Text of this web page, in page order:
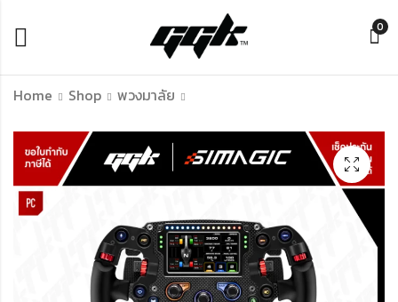
0
Home Shop พวงมาลัย
Simagic GT SPORT
LEATHER (GTS) –
พวงมาลัยซิมเรซซิ่ง
300 มม. หุ้มหนังแท้
พร้อมระบบควบคุม
RGB และ Paddle
Module
Simagic P500 – พี
ดัลซิมเรซซิ่งระดับเริ่ม
ต้น พร้อมเซ็นเซอร์
โหลดเซลล์ 100 กก.
และเซ็นเซอร์ฮอลล์